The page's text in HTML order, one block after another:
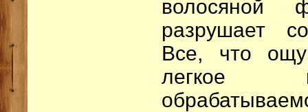
волосяной
разрушает
Все, что
легкое